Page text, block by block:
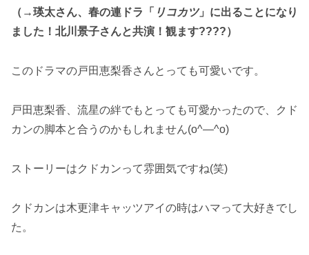
（→瑛太さん、春の連ドラ「 リコカツ」に出ることになり
ました！北川景子さんと共演！観ます????）
このドラマの戸田恵梨香さんとっても可愛いです。
戸田恵梨香、流星の絆でもとっても可愛かったので、クド
カンの脚本と合うのかもしれません(o^―^o)
ストーリーはクドカンって雰囲気ですね(笑)
クドカンは木更津キャッツアイの時はハマって大好きでし
た。